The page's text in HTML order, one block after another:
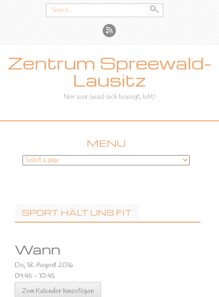
Search
for:
Zentrum Spreewald-
Lausitz
Nur wer (was) sich bewegt, lebt!
MENU
SKIP
SPORT HÄLT UNS FIT
Wann
Do, 18. August 2016
09:45 - 10:45
Zum Kalender hinzufügen